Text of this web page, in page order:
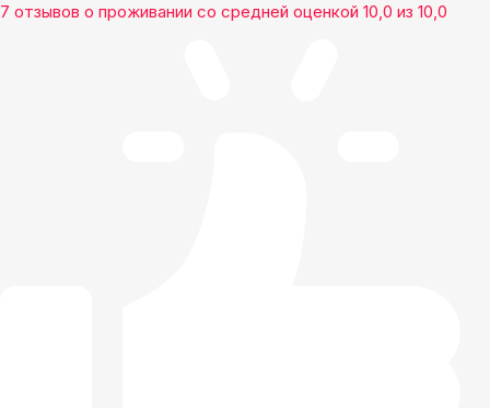
7 отзывов о проживании со средней оценкой 10,0 из 10,0